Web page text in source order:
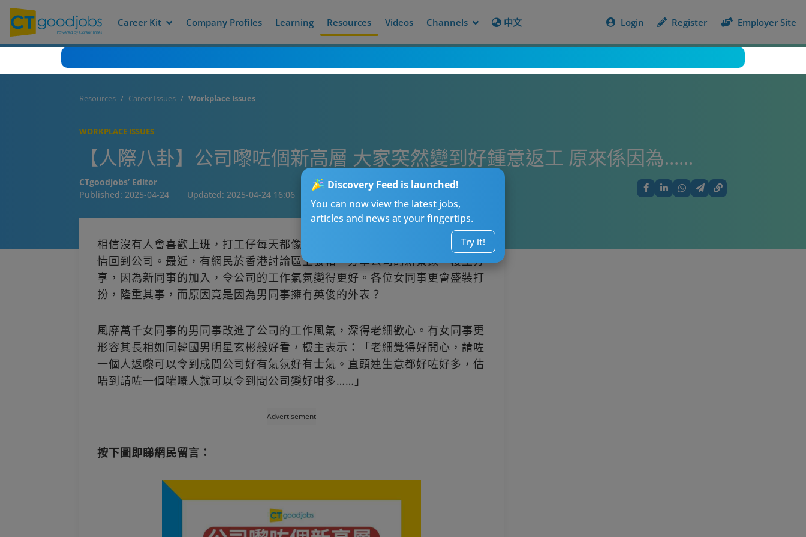
Career Kit Company Profiles Learning Resources Videos Channels 中文 Login Register Employer Site
Discovery Feed is launched!
You can now view the latest jobs,
articles and news at your fingertips.
Try it!
Resources Career Issues Workplace Issues
WORKPLACE ISSUES
【人際八卦】公司嚟咗個新高層 大家突然變到好鍾意返工 原來係因為......
CTgoodjobs’ Editor
Published: 2025-04-24 Updated: 2025-04-24 16:06
相信沒有人會喜歡上班，打工仔每天都像是行屍走肉一般，帶着不情不願的心
情回到公司。最近，有網民於香港討論區上發帖，分享公司的新景象。樓主分
享，因為新同事的加入，令公司的工作氣氛變得更好。各位女同事更會盛裝打
扮，隆重其事，而原因竟是因為男同事擁有英俊的外表？
風靡萬千女同事的男同事改進了公司的工作風氣，深得老細歡心。有女同事更
形容其長相如同韓國男明星玄彬般好看，樓主表示：「老細覺得好開心，請咗
一個人返嚟可以令到成間公司好有氣氛好有士氣。直頭連生意都好咗好多，估
唔到請咗一個啱嘅人就可以令到間公司變好咁多……」
Advertisement
按下圖即睇網民留言：